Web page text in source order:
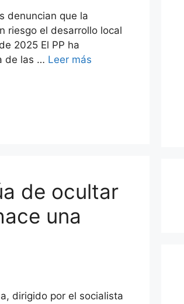
denuncian que la
riesgo el desarrollo local
2025 El PP ha
de las … Leer más
de ocultar
una
dirigido por el socialista